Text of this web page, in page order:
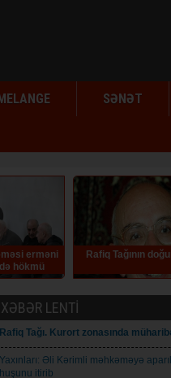
SƏNƏT
günüdür Elm siyasətinə
XƏBƏR LENTİ
Rafiq Tağı. Kurort zonasında
Yaxınları: Əli Kərimli məhkəməyə
huşunu itirib